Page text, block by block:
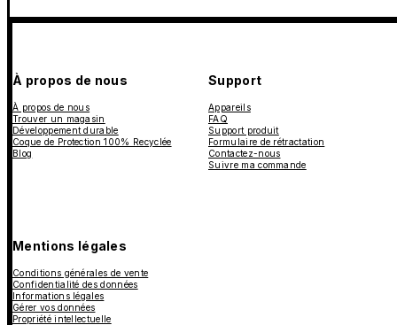
À propos de nous
À propos de nous
Trouver un magasin
Développement durable
Coque de Protection 100% Recyclée
Blog
Support
Appareils
FAQ
Support produit
Formulaire de rétractation
Contactez-nous
Suivre ma commande
Mentions légales
Conditions générales de vente
Confidentialité des données
Informations légales
Gérer vos données
Propriété intellectuelle